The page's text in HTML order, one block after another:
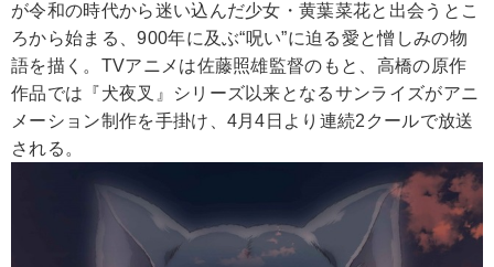
が令和の時代から迷い込んだ少女・黄葉菜花と出会うとこ
ろから始まる、900年に及ぶ“呪い”に迫る愛と憎しみの物
語を描く。TVアニメは佐藤照雄監督のもと、高橋の原作
作品では『犬夜叉』シリーズ以来となるサンライズがアニ
メーション制作を手掛け、4月4日より連続2クールで放送
される。